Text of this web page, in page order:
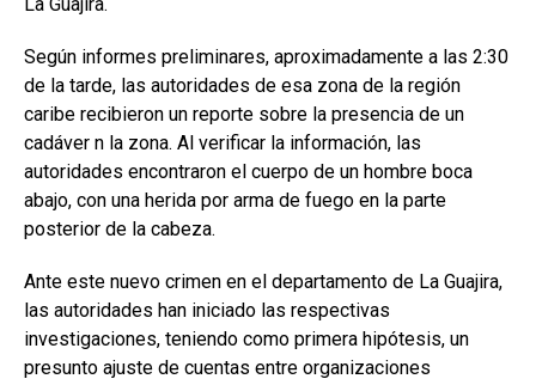
Según informes preliminares, aproximadamente a las 2:30
de la tarde, las autoridades de esa zona de la región
caribe recibieron un reporte sobre la presencia de un
cadáver n la zona. Al verificar la información, las
autoridades encontraron el cuerpo de un hombre boca
abajo, con una herida por arma de fuego en la parte
posterior de la cabeza.
Ante este nuevo crimen en el departamento de La Guajira,
las autoridades han iniciado las respectivas
investigaciones, teniendo como primera hipótesis, un
presunto ajuste de cuentas entre organizaciones